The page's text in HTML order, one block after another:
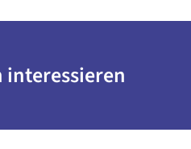
interessieren